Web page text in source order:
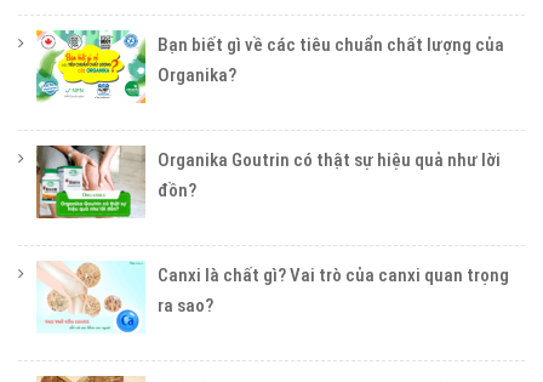
Bạn biết gì về các tiêu chuẩn chất lượng của
Organika?
Organika Goutrin có thật sự hiệu quả như lời
đồn?
Canxi là chất gì? Vai trò của canxi quan trọng
ra sao?